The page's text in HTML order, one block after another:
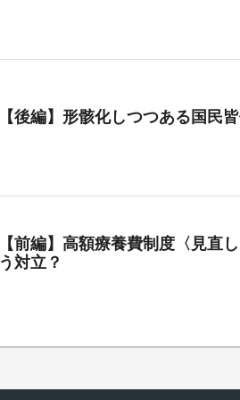
【後編】形骸化しつつある国民
【前編】高額療養費制度〈見直
う対立？